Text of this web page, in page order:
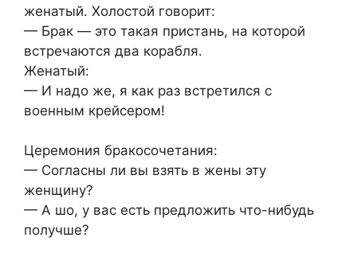
женатый. Холостой говорит:
— Брак — это такая пристань, на которой
встречаются два корабля.
Женатый:
— И надо же, я как раз встретился с
военным крейсером!
Церемония бракосочетания:
— Согласны ли вы взять в жены эту
женщину?
— А шо, у вас есть предложить что-нибудь
получше?